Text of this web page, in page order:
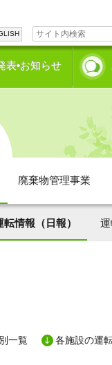
表•お知らせ
廃棄物管理事業
転情報（日報）
一覧 各施設の運